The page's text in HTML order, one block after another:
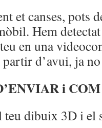
et canses, pots
Hem
en una
d’avui, ja
i
teu dibuix 3D i el